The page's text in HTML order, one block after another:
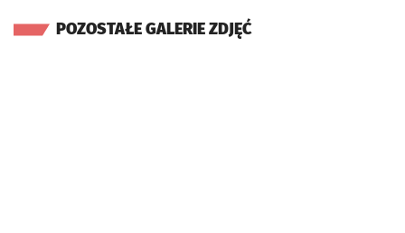
POZOSTAŁE GALERIE ZDJĘĆ